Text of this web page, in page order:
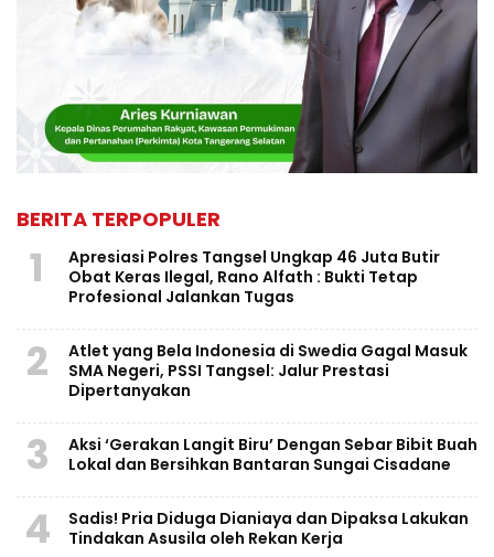
BERITA TERPOPULER
1
Apresiasi Polres Tangsel Ungkap 46 Juta Butir
Obat Keras Ilegal, Rano Alfath : Bukti Tetap
Profesional Jalankan Tugas
2
Atlet yang Bela Indonesia di Swedia Gagal Masuk
SMA Negeri, PSSI Tangsel: Jalur Prestasi
Dipertanyakan
3
Aksi ‘Gerakan Langit Biru’ Dengan Sebar Bibit Buah
Lokal dan Bersihkan Bantaran Sungai Cisadane
4
Sadis! Pria Diduga Dianiaya dan Dipaksa Lakukan
Tindakan Asusila oleh Rekan Kerja